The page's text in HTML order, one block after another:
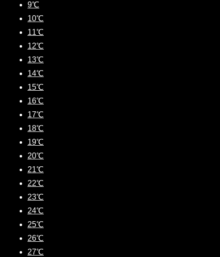
9℃
10℃
11℃
12℃
13℃
14℃
15℃
16℃
17℃
18℃
19℃
20℃
21℃
22℃
23℃
24℃
25℃
26℃
27℃